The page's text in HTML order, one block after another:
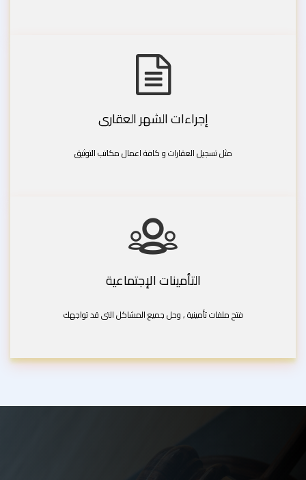
إجراءات الشهر العقارى
مثل تسجيل العقارات و كافة اعمال مكاتب التوثيق
التأمينات الإجتماعية
فتح ملفات تأمينية , وحل جميع المشاكل التى قد تواجهك